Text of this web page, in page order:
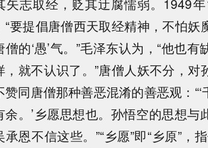
矢志取经，贬其迂腐懦弱。1949
“要提倡唐僧西天取经精神，不怕
僧的‘愚’气。”毛泽东认为，“他也
，就不认识了。”唐僧人妖不分，
赞同唐僧那种善恶混淆的善恶观：
余。’乡愿思想也。孙悟空的思想
承恩不信这些。”“乡愿”即“乡原”，